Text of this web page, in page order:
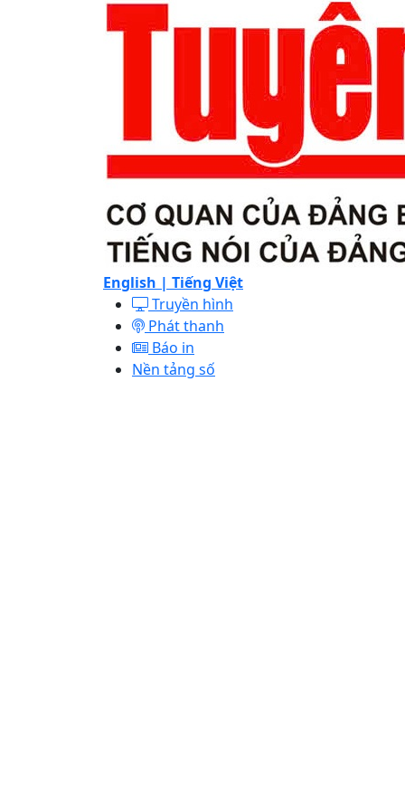
English | Tiếng Việt
Truyền hình
Phát thanh
Báo in
Nền tảng số